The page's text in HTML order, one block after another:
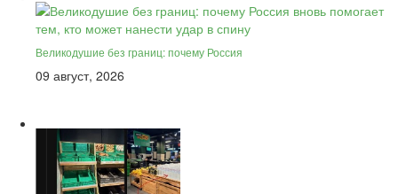
Великодушие без границ: почему Россия
09 август, 2026